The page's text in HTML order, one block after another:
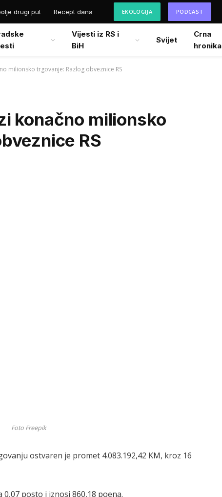
drugi put Recept dana EKOLOGIJA PODCAST
Vijesti iz RS i
BiH
Svijet
Crna
hronika
milionsko trgovanje: Razlog obveznice RS
konačno milionsko
RS
Foto Freepik
ostvaren je promet 4.083.192,42 KM, kroz 16
0,07 posto i iznosi 860,18 poena.